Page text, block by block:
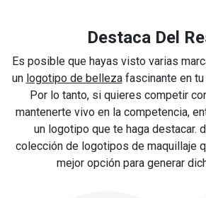
Destaca Del
Es posible que hayas visto varias
un logotipo de bellezafascinante en tu
Por lo tanto, si quieres competir
mantenerte vivo en la competencia,
un logotipo que te haga destacar.
colección de logotipos de maquillaje
mejor opción para generar